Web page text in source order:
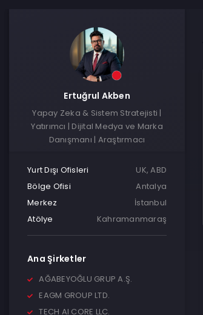
Ertuğrul Akben
Yapay Zeka & Sistem Stratejisti |
Yatırımcı | Dijital Medya ve Marka
Danışmanı | Araştırmacı
Yurt Dışı Ofisleri
UK, ABD
Bölge Ofisi
Antalya
Merkez
İstanbul
Atölye
Kahramanmaraş
Ana Şirketler
AĞABEYOĞLU GRUP A.Ş.
EAGM GROUP LTD.
TECH AI CORE LLC.